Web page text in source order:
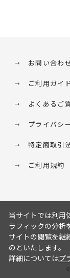
お問い合わ
ご利用ガイド
よくあるご
プライバシ
特定商取引
ご利用規約
当サイトでは利用
ラフィックの分析
サイトの閲覧を継
のといたします。
詳細についてはプ